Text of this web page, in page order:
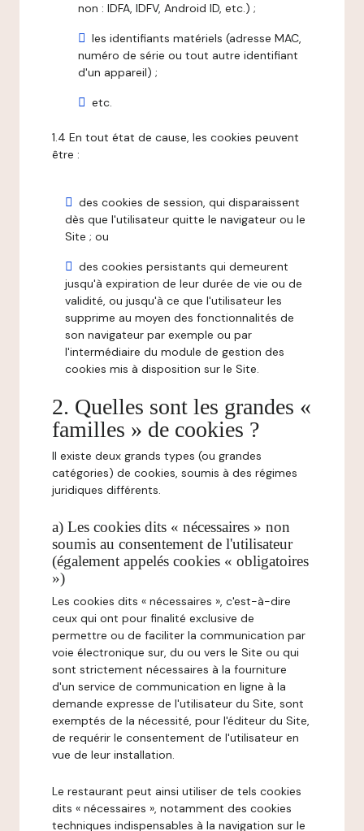
non : IDFA, IDFV, Android ID, etc.) ;
les identifiants matériels (adresse MAC,
numéro de série ou tout autre identifiant
d'un appareil) ;
etc.
1.4 En tout état de cause, les cookies peuvent
être :
des cookies de session, qui disparaissent
dès que l'utilisateur quitte le navigateur ou le
Site ; ou
des cookies persistants qui demeurent
jusqu'à expiration de leur durée de vie ou de
validité, ou jusqu'à ce que l'utilisateur les
supprime au moyen des fonctionnalités de
son navigateur par exemple ou par
l'intermédiaire du module de gestion des
cookies mis à disposition sur le Site.
2. Quelles sont les grandes «
familles » de cookies ?
Il existe deux grands types (ou grandes
catégories) de cookies, soumis à des régimes
juridiques différents.
a) Les cookies dits « nécessaires » non
soumis au consentement de l'utilisateur
(également appelés cookies « obligatoires
»)
Les cookies dits « nécessaires », c'est-à-dire
ceux qui ont pour finalité exclusive de
permettre ou de faciliter la communication par
voie électronique sur, du ou vers le Site ou qui
sont strictement nécessaires à la fourniture
d'un service de communication en ligne à la
demande expresse de l'utilisateur du Site, sont
exemptés de la nécessité, pour l'éditeur du Site,
de requérir le consentement de l'utilisateur en
vue de leur installation.
Le restaurant peut ainsi utiliser de tels cookies
dits « nécessaires », notamment des cookies
techniques indispensables à la navigation sur le